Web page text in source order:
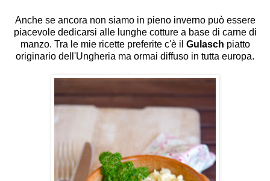
Anche se ancora non siamo in pieno inverno può essere
piacevole dedicarsi alle lunghe cotture a base di carne di
manzo. Tra le mie ricette preferite c'è il Gulasch piatto
originario dell'Ungheria ma ormai diffuso in tutta europa.